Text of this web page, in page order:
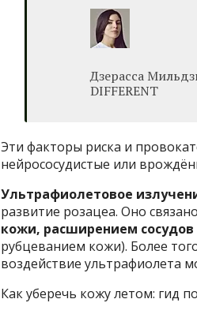
Дзерасса
DIFFERENT
Эти факторы риска и
нейрососудистые или
Ультрафиолетовое
развитие розацеа. Оно
кожи, расширением сосудов
рубцеванием кожи). Более
воздействие ультрафиолета
Как уберечь кожу летом: гид